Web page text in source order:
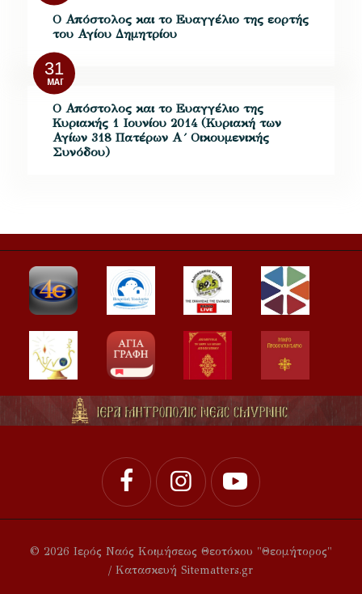
Ο Απόστολος και το Ευαγγέλιο της εορτής
του Αγίου Δημητρίου
31
ΜΆΙ
Ο Απόστολος και το Ευαγγέλιο της
Κυριακής 1 Ιουνίου 2014 (Κυριακή των
Αγίων 318 Πατέρων Α´ Οικουμενικής
Συνόδου)
© 2026 Ιερός Ναός Κοιμήσεως Θεοτόκου "Θεομήτορος"
/ Κατασκευή Sitematters.gr